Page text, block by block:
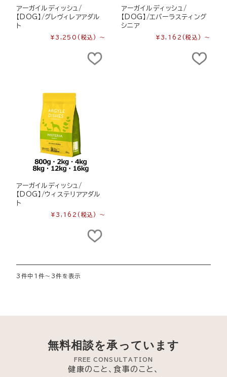
アーガイルディッシュ/
【DOG】/グレヴィレアアダル
ト
¥3,250 (税込) ～
アーガイルディッシュ/
【DOG】/エバーラスティング
シニア
¥3,162 (税込) ～
アーガイルディッシュ/
【DOG】/ウィステリアアダル
ト
¥3,162 (税込) ～
3件中1件～3件を表示
無料相談を承っています
FREE CONSULTATION
健康のこと、食事のこと、